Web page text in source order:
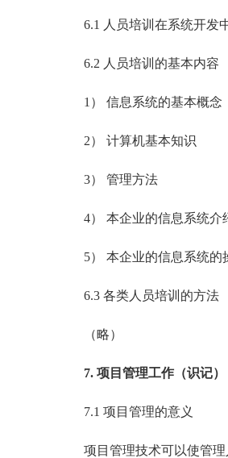
6.1 人员培训在系统开发
6.2 人员培训的基本内容
1） 信息系统的基本概念
2） 计算机基本知识
3） 管理方法
4） 本企业的信息系统介
5） 本企业的信息系统的
6.3 各类人员培训的方法
（略）
7. 项目管理工作（识记）
7.1 项目管理的意义
项目管理技术可以使管理